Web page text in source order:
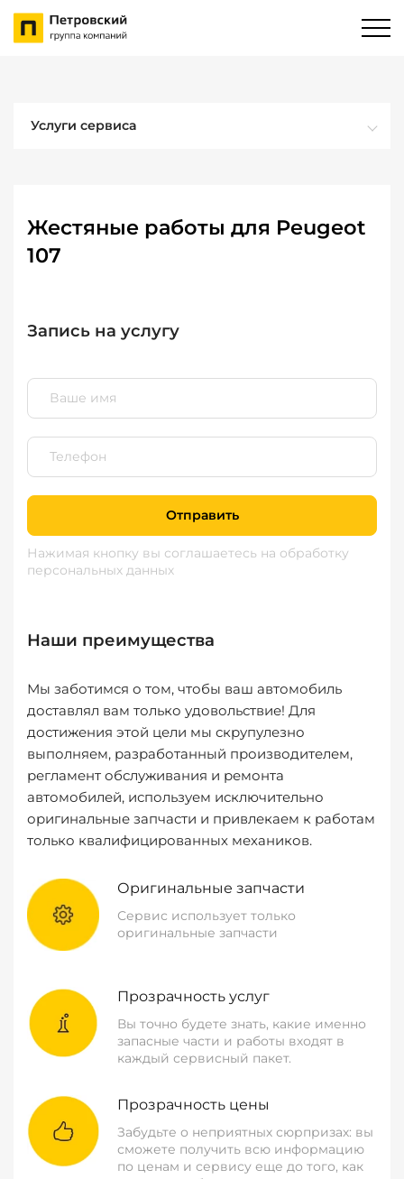
Услуги сервиса
Жестяные работы для Peugeot
107
Запись на услугу
Отправить
Нажимая кнопку вы соглашаетесь на обработку
персональных данных
Наши преимущества
Мы заботимся о том, чтобы ваш автомобиль
доставлял вам только удовольствие! Для
достижения этой цели мы скрупулезно
выполняем, разработанный производителем,
регламент обслуживания и ремонта
автомобилей, используем исключительно
оригинальные запчасти и привлекаем к работам
только квалифицированных механиков.
Оригинальные запчасти
Сервис использует только
оригинальные запчасти
Прозрачность услуг
Вы точно будете знать, какие именно
запасные части и работы входят в
каждый сервисный пакет.
Прозрачность цены
Забудьте о неприятных сюрпризах: вы
сможете получить всю информацию
по ценам и сервису еще до того, как